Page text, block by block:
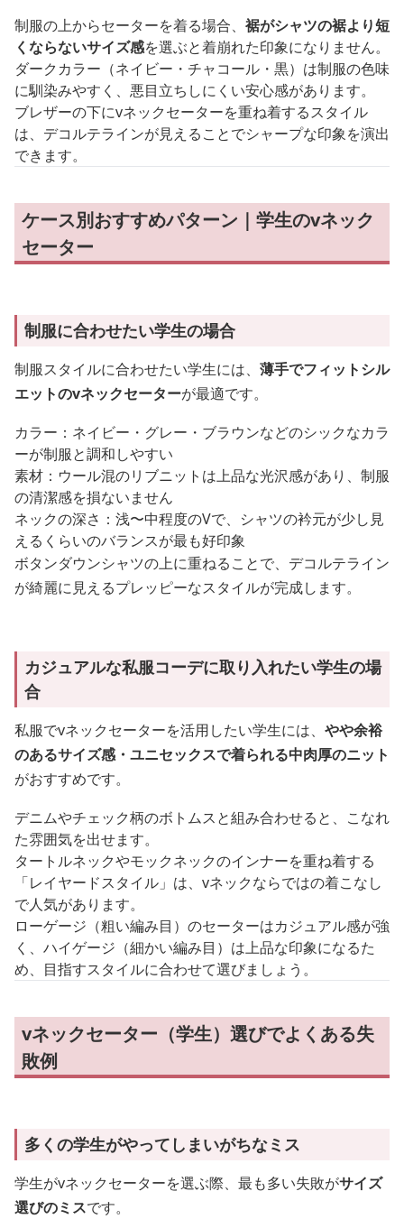
制服の上からセーターを着る場合、 裾がシャツの裾より短
くならないサイズ感を選ぶと着崩れた印象になりません。
ダークカラー（ネイビー・チャコール・黒）は制服の色味
に馴染みやすく、悪目立ちしにくい安心感があります。
ブレザーの下にvネックセーターを重ね着するスタイル
は、デコルテラインが見えることでシャープな印象を演出
できます。
ケース別おすすめパターン｜学生のvネック
セーター
制服に合わせたい学生の場合
制服スタイルに合わせたい学生には、 薄手でフィットシル
エットのvネックセーターが最適です。
カラー：ネイビー・グレー・ブラウンなどのシックなカラ
ーが制服と調和しやすい
素材：ウール混のリブニットは上品な光沢感があり、制服
の清潔感を損ないません
ネックの深さ：浅〜中程度のVで、シャツの衿元が少し見
えるくらいのバランスが最も好印象
ボタンダウンシャツの上に重ねることで、デコルテライン
が綺麗に見えるプレッピーなスタイルが完成します。
カジュアルな私服コーデに取り入れたい学生の場
合
私服でvネックセーターを活用したい学生には、 やや余裕
のあるサイズ感・ユニセックスで着られる中肉厚のニット
がおすすめです。
デニムやチェック柄のボトムスと組み合わせると、こなれ
た雰囲気を出せます。
タートルネックやモックネックのインナーを重ね着する
「レイヤードスタイル」は、vネックならではの着こなし
で人気があります。
ローゲージ（粗い編み目）のセーターはカジュアル感が強
く、ハイゲージ（細かい編み目）は上品な印象になるた
め、目指すスタイルに合わせて選びましょう。
vネックセーター（学生）選びでよくある失
敗例
多くの学生がやってしまいがちなミス
学生がvネックセーターを選ぶ際、最も多い失敗がサイズ
選びのミスです。